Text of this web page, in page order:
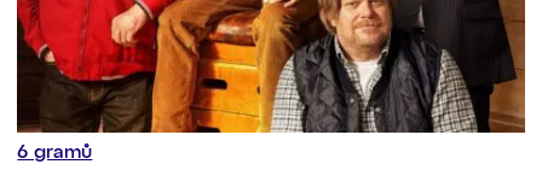
6 gramů